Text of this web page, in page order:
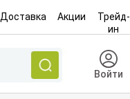
Доставка Акции
Трейд-
ин
Войти